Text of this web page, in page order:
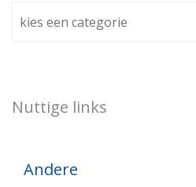
Nuttige links
Andere